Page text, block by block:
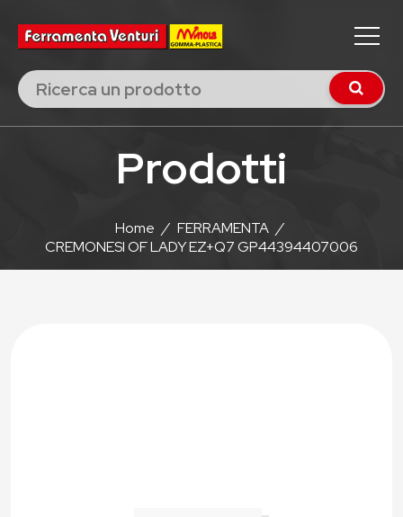
Prodotti
Home / FERRAMENTA /
CREMONESI OF LADY EZ+Q7 GP44394407006